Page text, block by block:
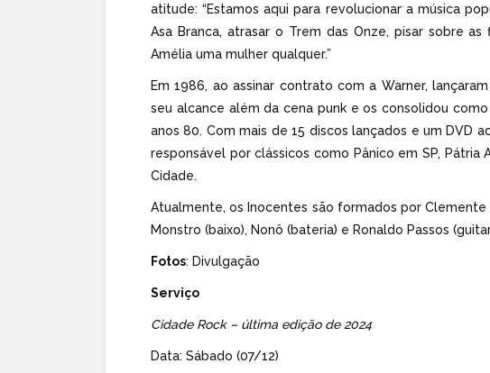
atitude: “Estamos aqui para revolucionar a música
Asa Branca, atrasar o Trem das Onze, pisar sobre
Amélia uma mulher qualquer.”
Em 1986, ao assinar contrato com a Warner,
seu alcance além da cena punk e os consolidou
anos 80. Com mais de 15 discos lançados e um DVD
responsável por clássicos como Pânico em SP, Pátria
Cidade.
Atualmente, os Inocentes são formados por
Monstro (baixo), Nonô (bateria) e Ronaldo Passos
Fotos: Divulgação
Serviço
Cidade Rock – última edição de 2024
Data: Sábado (07/12)